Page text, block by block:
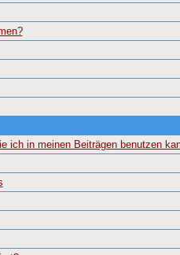
ich in meinen Beiträgen benutzen